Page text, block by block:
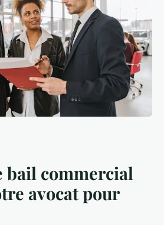
bail commercial
avocat pour